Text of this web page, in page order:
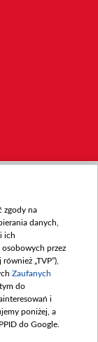
zgody na
danych,
ich
przez
„TVP”),
Zaufanych
do
i
poniżej, a
do Google.